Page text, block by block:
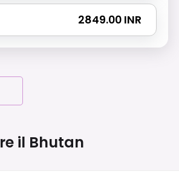
₹ 2849.00 INR
il Bhutan